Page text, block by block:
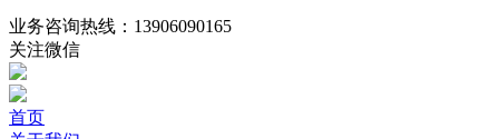
业务咨询热线： 13906090165
关注微信
首页